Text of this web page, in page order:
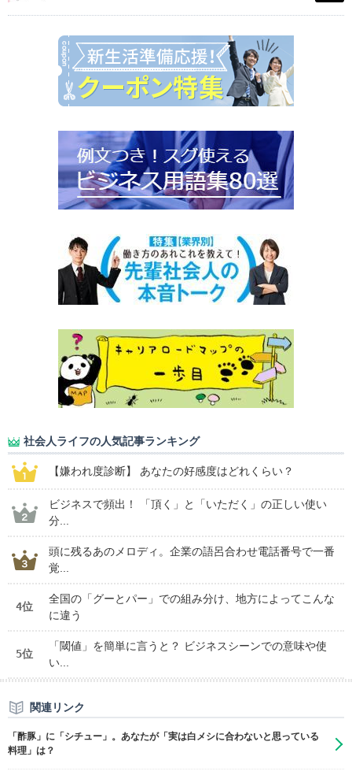
社会人ライフの人気記事ランキング
【嫌われ度診断】 あなたの好感度はどれくらい？
ビジネスで頻出！ 「頂く」と「いただく」の正しい使い
分...
頭に残るあのメロディ。企業の語呂合わせ電話番号で一番
覚...
4位
全国の「グーとパー」での組み分け、地方によってこんな
に違う
5位
「閾値」を簡単に言うと？ ビジネスシーンでの意味や使
い...
関連リンク
「酢豚」に「シチュー」。あなたが「実は白メシに合わないと思っている
料理」は？